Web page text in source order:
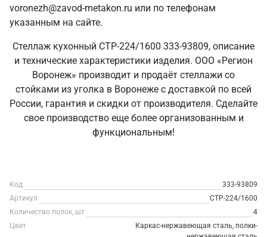
voronezh@zavod-metakon.ru или по телефонам
указанным на сайте.
Стеллаж кухонный СТР-224/1600 333-93809, описание
и технические характеристики изделия. ООО «Регион
Воронеж» производит и продаёт стеллажи со
стойками из уголка в Воронеже с доставкой по всей
России, гарантия и скидки от производителя. Сделайте
свое производство еще более организованным и
функциональным!
Код
333-93809
Артикул
СТР-224/1600
Количество полок, шт
4
Цвет
Каркас-нержавеющая сталь, полки-